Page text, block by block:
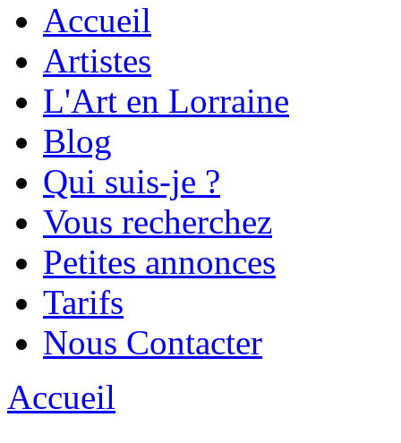
Menu principal
Accueil
Artistes
L'Art en Lorraine
Blog
Qui suis-je ?
Vous recherchez
Petites annonces
Tarifs
Nous Contacter
Vous êtes ici
Accueil